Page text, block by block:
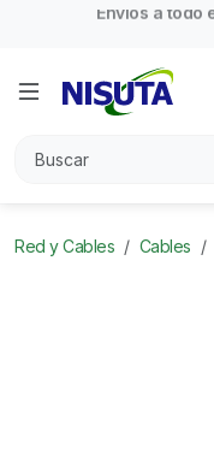
Red y Cables Cables